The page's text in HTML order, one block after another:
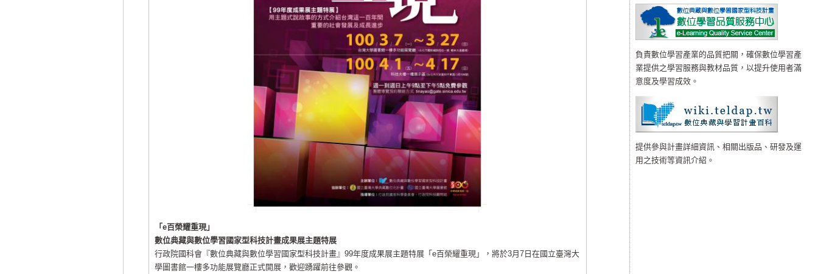
負責數位學習產業的品質把關，確保數位學習產
業提供之學習服務與教材品質，以提升使用者滿
意度及學習成效。
提供參與計畫詳細資訊、相關出版品、研發及運
用之技術等資訊介紹。
「e百榮耀重現」
數位典藏與數位學習國家型科技計畫成果展主題特展
行政院國科會『數位典藏與數位學習國家型科技計畫』99年度成果展主題特展「e百榮耀重現」，將於3月7日在國立臺灣大
學圖書館一樓多功能展覽廳正式開展，歡迎踴躍前往參觀。